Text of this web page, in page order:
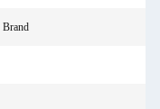
Brand